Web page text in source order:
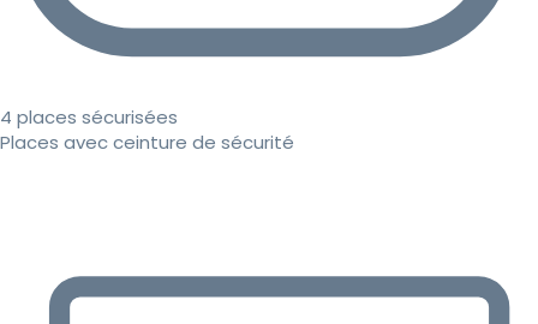
4 places sécurisées
Places avec ceinture de sécurité